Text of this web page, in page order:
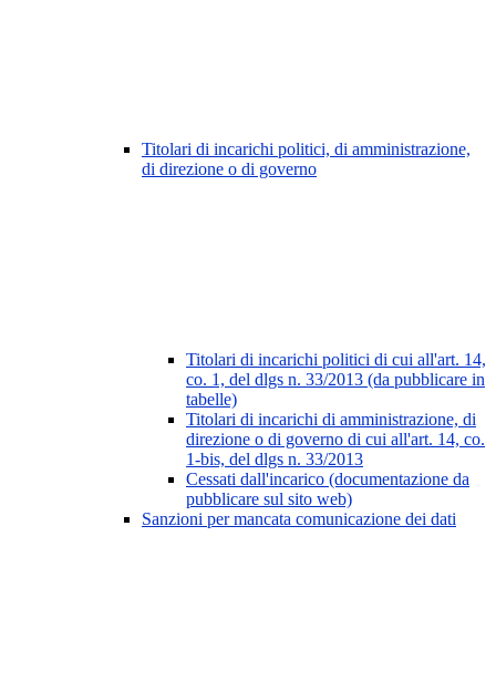
Titolari di incarichi politici, di amministrazione,
di direzione o di governo
Titolari di incarichi politici di cui all'art. 14,
co. 1, del dlgs n. 33/2013 (da pubblicare in
tabelle)
Titolari di incarichi di amministrazione, di
direzione o di governo di cui all'art. 14, co.
1-bis, del dlgs n. 33/2013
Cessati dall'incarico (documentazione da
pubblicare sul sito web)
Sanzioni per mancata comunicazione dei dati